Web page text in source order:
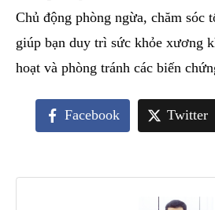
Chủ động phòng ngừa, chăm sóc
giúp bạn duy trì sức khỏe xương
hoạt và phòng tránh các biến
Facebook Twitter